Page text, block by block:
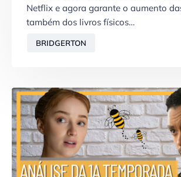
Netflix e agora garante o aumento
também dos livros físicos…
BRIDGERTON